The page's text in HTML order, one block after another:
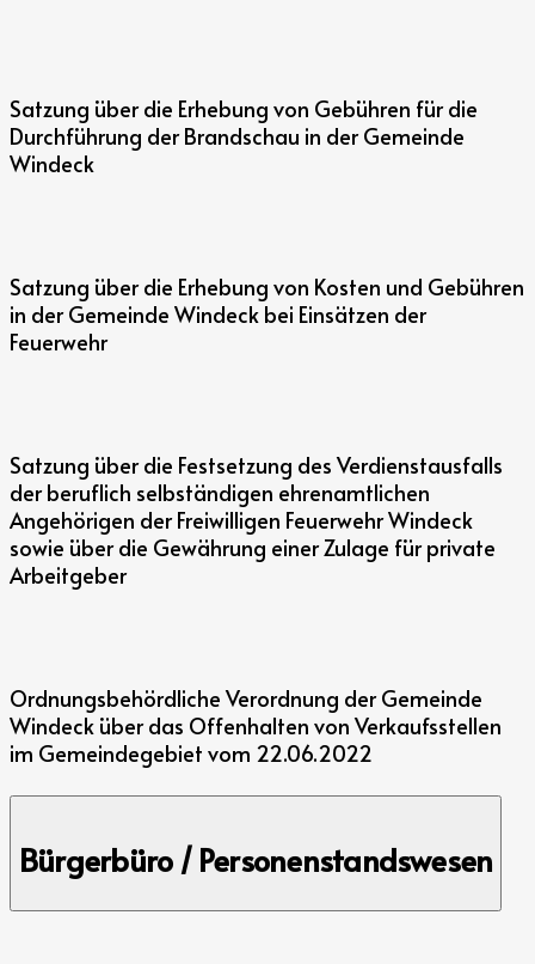
Satzung über die Erhebung von Gebühren für die
Durchführung der Brandschau in der Gemeinde
Windeck
Satzung über die Erhebung von Kosten und Gebühren
in der Gemeinde Windeck bei Einsätzen der
Feuerwehr
Satzung über die Festsetzung des Verdienstausfalls
der beruflich selbständigen ehrenamtlichen
Angehörigen der Freiwilligen Feuerwehr Windeck
sowie über die Gewährung einer Zulage für private
Arbeitgeber
Ordnungsbehördliche Verordnung der Gemeinde
Windeck über das Offenhalten von Verkaufsstellen
im Gemeindegebiet vom 22.06.2022
Bürgerbüro / Personenstandswesen